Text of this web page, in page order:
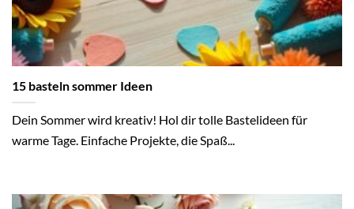
15 basteln sommer Ideen
Dein Sommer wird kreativ! Hol dir tolle Bastelideen für
warme Tage. Einfache Projekte, die Spaß...